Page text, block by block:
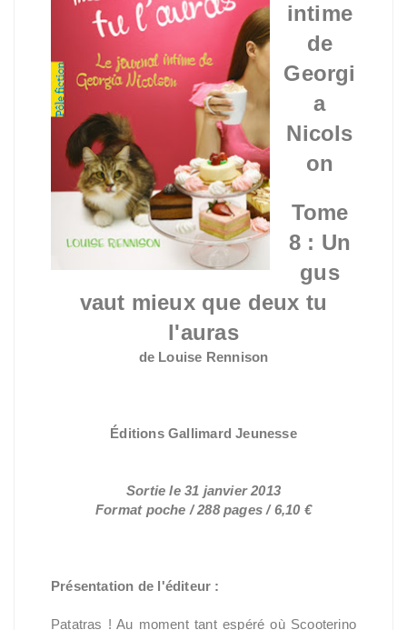
intime
de
Georgi
a
Nicols
on
Tome
8 : Un
gus
vaut mieux que deux tu
l'auras
de Louise Rennison
Éditions Gallimard Jeunesse
Sortie le 31 janvier 2013
Format poche / 288 pages / 6,10 €
Présentation de l'éditeur :
Patatras ! Au moment tant espéré où Scooterino